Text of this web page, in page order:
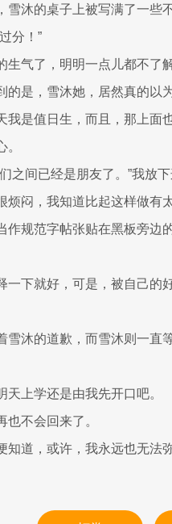
雪沐的桌子上被写满了一些
分！”
生气了，明明一点儿都不了
的是，雪沐她，居然真的以
我是值日生，而且，那上面
之间已经是朋友了。”我放
烦闷，我知道比起这样做有
作规范字帖张贴在黑板旁边
一下就好，可是，被自己的
雪沐的道歉，而雪沐则一直
上学还是由我先开口吧。
不会回来了。
知道，或许，我永远也无法